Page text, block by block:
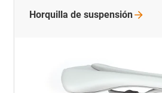
Horquilla de suspensión